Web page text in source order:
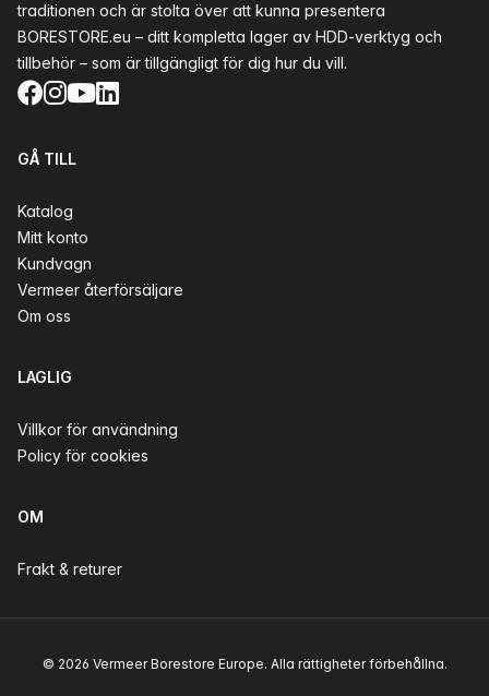
traditionen och är stolta över att kunna presentera
BORESTORE.eu – ditt kompletta lager av HDD-verktyg och
tillbehör – som är tillgängligt för dig hur du vill.
Facebook
Instagram
YouTube
LinkedIn
GÅ TILL
Katalog
Mitt konto
Kundvagn
Vermeer återförsäljare
Om oss
LAGLIG
Villkor för användning
Policy för cookies
OM
Frakt & returer
© 2026 Vermeer Borestore Europe. Alla rättigheter förbehållna.